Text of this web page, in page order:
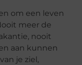
om een leven
meer de
nooit
aan kunnen
je ziel,